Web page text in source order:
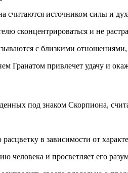
считаются источником силы и
сконцентрироваться и не
с близкими
Гранатом привлечет удачу и
под знаком Скорпиона,
в зависимости от
человека и просветляет его